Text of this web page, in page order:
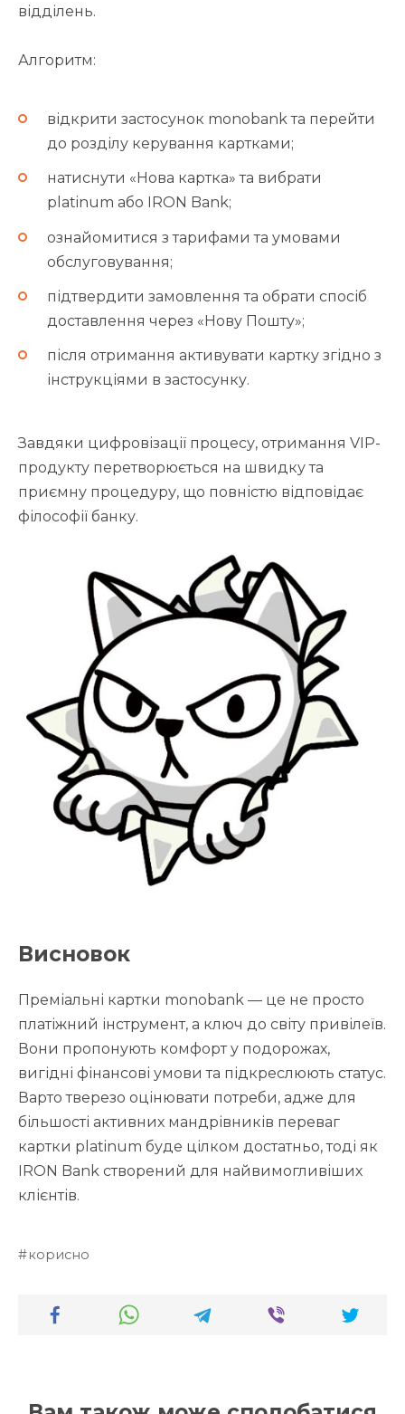
відділень.
Алгоритм:
відкрити застосунок monobank та перейти
до розділу керування картками;
натиснути «Нова картка» та вибрати
platinum або IRON Bank;
ознайомитися з тарифами та умовами
обслуговування;
підтвердити замовлення та обрати спосіб
доставлення через «Нову Пошту»;
після отримання активувати картку згідно з
інструкціями в застосунку.
Завдяки цифровізації процесу, отримання VIP-
продукту перетворюється на швидку та
приємну процедуру, що повністю відповідає
філософії банку.
Висновок
Преміальні картки monobank — це не просто
платіжний інструмент, а ключ до світу привілеїв.
Вони пропонують комфорт у подорожах,
вигідні фінансові умови та підкреслюють статус.
Варто тверезо оцінювати потреби, адже для
більшості активних мандрівників переваг
картки platinum буде цілком достатньо, тоді як
IRON Bank створений для найвимогливіших
клієнтів.
корисно